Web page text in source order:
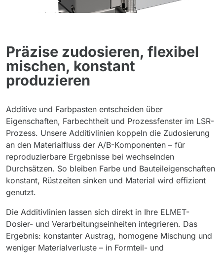
Präzise zudosieren, flexibel
mischen, konstant
produzieren
Additive und Farbpasten entscheiden über
Eigenschaften, Farbechtheit und Prozessfenster im LSR-
Prozess. Unsere Additivlinien koppeln die Zudosierung
an den Materialfluss der A/B-Komponenten – für
reproduzierbare Ergebnisse bei wechselnden
Durchsätzen. So bleiben Farbe und Bauteileigenschaften
konstant, Rüstzeiten sinken und Material wird effizient
genutzt.
Die Additivlinien lassen sich direkt in Ihre ELMET-
Dosier- und Verarbeitungseinheiten integrieren. Das
Ergebnis: konstanter Austrag, homogene Mischung und
weniger Materialverluste – in Formteil- und